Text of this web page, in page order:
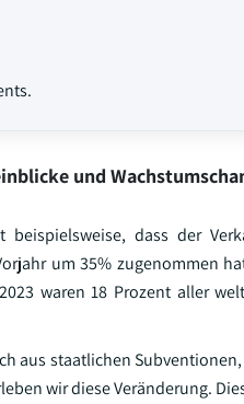
und
beispielsweise, dass der
um 35% zugenommen
waren 18 Prozent aller
aus staatlichen
wir diese Veränderung.